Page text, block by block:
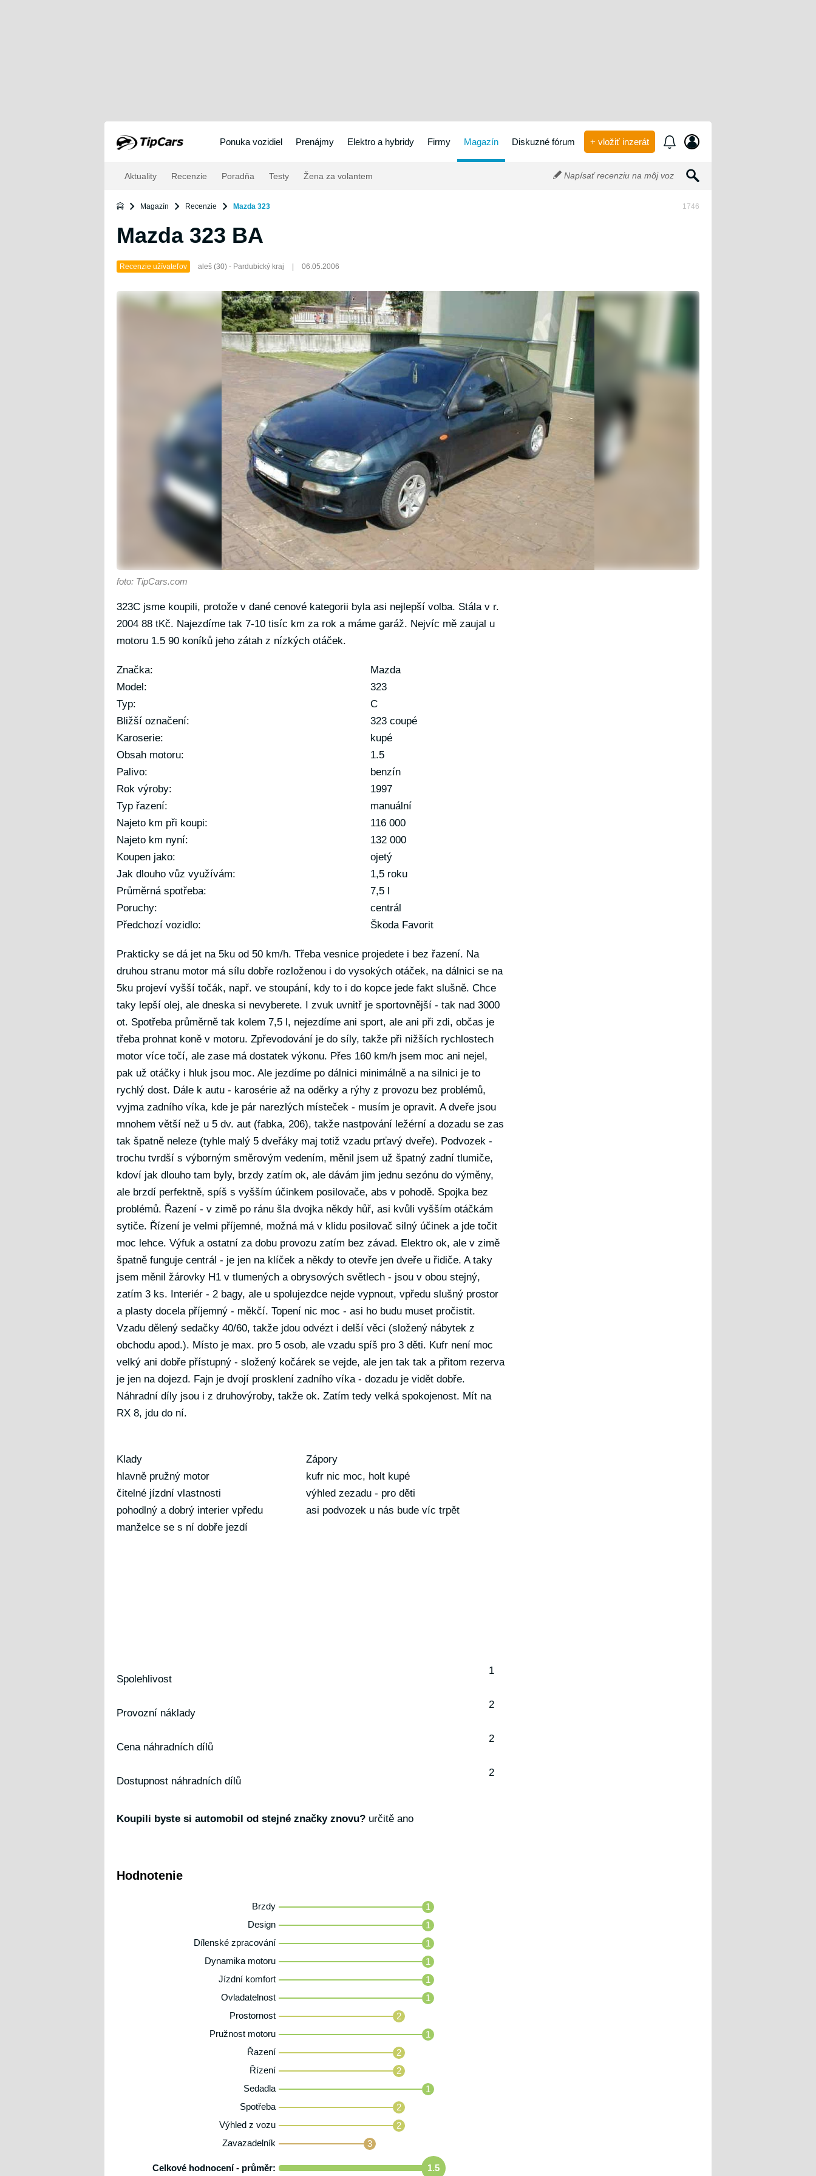
Ponuka vozidiel Prenájmy Elektro a hybridy Firmy Magazín Diskuzné fórum + vložiť inzerát
Aktuality Recenzie Poradňa Testy Žena za volantem Napísať recenziu na môj voz
Magazín Recenzie Mazda 323 1746
Mazda 323 BA
Recenzie užívateľov aleš (30) - Pardubický kraj 06.05.2006
foto: TipCars.com
323C jsme koupili, protože v dané cenové kategorii byla asi nejlepší volba. Stála v r.
2004 88 tKč. Najezdíme tak 7-10 tisíc km za rok a máme garáž. Nejvíc mě zaujal u
motoru 1.5 90 koníků jeho zátah z nízkých otáček.
Značka:
Mazda
Model:
323
Typ:
C
Bližší označení:
323 coupé
Karoserie:
kupé
Obsah motoru:
1.5
Palivo:
benzín
Rok výroby:
1997
Typ řazení:
manuální
Najeto km při koupi:
116 000
Najeto km nyní:
132 000
Koupen jako:
ojetý
Jak dlouho vůz využívám:
1,5 roku
Průměrná spotřeba:
7,5 l
Poruchy:
centrál
Předchozí vozidlo:
Škoda Favorit
Prakticky se dá jet na 5ku od 50 km/h. Třeba vesnice projedete i bez řazení. Na
druhou stranu motor má sílu dobře rozloženou i do vysokých otáček, na dálnici se na
5ku projeví vyšší točák, např. ve stoupání, kdy to i do kopce jede fakt slušně. Chce
taky lepší olej, ale dneska si nevyberete. I zvuk uvnitř je sportovnější - tak nad 3000
ot. Spotřeba průměrně tak kolem 7,5 l, nejezdíme ani sport, ale ani při zdi, občas je
třeba prohnat koně v motoru. Zpřevodování je do síly, takže při nižších rychlostech
motor více točí, ale zase má dostatek výkonu. Přes 160 km/h jsem moc ani nejel,
pak už otáčky i hluk jsou moc. Ale jezdíme po dálnici minimálně a na silnici je to
rychlý dost. Dále k autu - karosérie až na oděrky a rýhy z provozu bez problémů,
vyjma zadního víka, kde je pár narezlých místeček - musím je opravit. A dveře jsou
mnohem větší než u 5 dv. aut (fabka, 206), takže nastpování ležérní a dozadu se zas
tak špatně neleze (tyhle malý 5 dveřáky maj totiž vzadu prťavý dveře). Podvozek -
trochu tvrdší s výborným směrovým vedením, měnil jsem už špatný zadní tlumiče,
kdoví jak dlouho tam byly, brzdy zatím ok, ale dávám jim jednu sezónu do výměny,
ale brzdí perfektně, spíš s vyšším účinkem posilovače, abs v pohodě. Spojka bez
problémů. Řazení - v zimě po ránu šla dvojka někdy hůř, asi kvůli vyšším otáčkám
sytiče. Řízení je velmi příjemné, možná má v klidu posilovač silný účinek a jde točit
moc lehce. Výfuk a ostatní za dobu provozu zatím bez závad. Elektro ok, ale v zimě
špatně funguje centrál - je jen na klíček a někdy to otevře jen dveře u řidiče. A taky
jsem měnil žárovky H1 v tlumených a obrysových světlech - jsou v obou stejný,
zatím 3 ks. Interiér - 2 bagy, ale u spolujezdce nejde vypnout, vpředu slušný prostor
a plasty docela příjemný - měkčí. Topení nic moc - asi ho budu muset pročistit.
Vzadu dělený sedačky 40/60, takže jdou odvézt i delší věci (složený nábytek z
obchodu apod.). Místo je max. pro 5 osob, ale vzadu spíš pro 3 děti. Kufr není moc
velký ani dobře přístupný - složený kočárek se vejde, ale jen tak tak a přitom rezerva
je jen na dojezd. Fajn je dvojí prosklení zadního víka - dozadu je vidět dobře.
Náhradní díly jsou i z druhovýroby, takže ok. Zatím tedy velká spokojenost. Mít na
RX 8, jdu do ní.
Klady
Zápory
hlavně pružný motor
kufr nic moc, holt kupé
čitelné jízdní vlastnosti
výhled zezadu - pro děti
pohodlný a dobrý interier vpředu
asi podvozek u nás bude víc trpět
manželce se s ní dobře jezdí
Spolehlivost
1
Provozní náklady
2
Cena náhradních dílů
2
Dostupnost náhradních dílů
2
Koupili byste si automobil od stejné značky znovu? určitě ano
Hodnotenie
Brzdy
1
Design
1
Dílenské zpracování
1
Dynamika motoru
1
Jízdní komfort
1
Ovladatelnost
1
Prostornost
2
Pružnost motoru
1
Řazení
2
Řízení
2
Sedadla
1
Spotřeba
2
Výhled z vozu
2
Zavazadelník
3
Celkové hodnocení - průměr: 1.5